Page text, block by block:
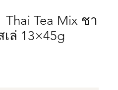
Thai Tea Mix ชา
ล่ 13×45g